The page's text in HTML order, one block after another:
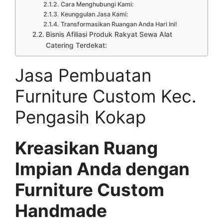
Cara Menghubungi Kami:
Keunggulan Jasa Kami:
Transformasikan Ruangan Anda Hari Ini!
Bisnis Afiliasi Produk Rakyat Sewa Alat
Catering Terdekat:
Jasa Pembuatan
Furniture Custom Kec.
Pengasih Kokap
Kreasikan Ruang
Impian Anda dengan
Furniture Custom
Handmade